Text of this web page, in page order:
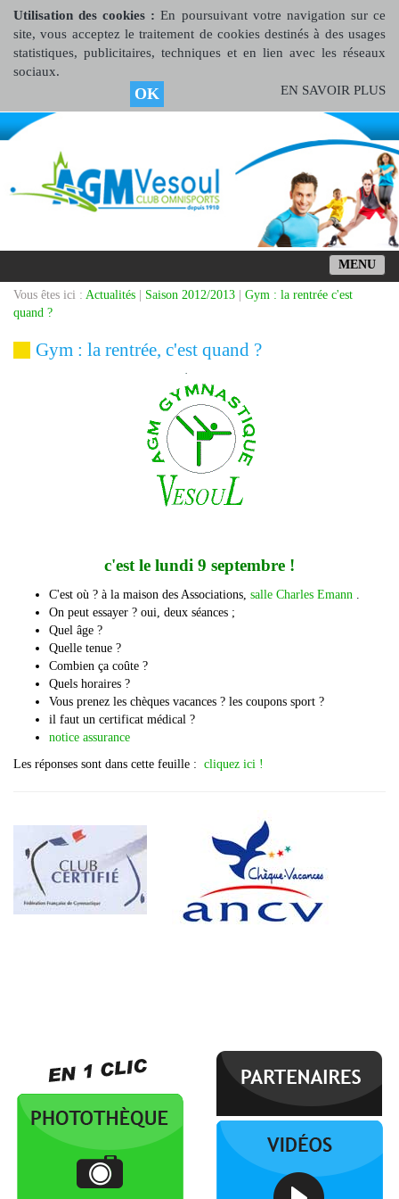
Utilisation des cookies :En poursuivant votre navigation sur ce
site, vous acceptez le traitement de cookies destinés à des usages
statistiques, publicitaires, techniques et en lien avec les réseaux
sociaux.
OK EN SAVOIR PLUS
MENU
Vous êtes ici : Actualités Saison 2012/2013
Gym : la rentrée c'est
quand ?
Gym : la rentrée, c'est quand ?
c'est le lundi 9 septembre !
C'est où ? à la maison des Associations, salle Charles Emann
On peut essayer ? oui, deux séances ;
Quel âge ?
Quelle tenue ?
Combien ça coûte ?
Quels horaires ?
Vous prenez les chèques vacances ? les coupons sport ?
il faut un certificat médical ?
notice assurance
Les réponses sont dans cette feuille : cliquez ici !